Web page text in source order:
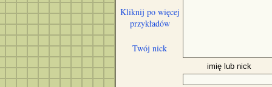
imię lub nick
Kliknij po więcej
przykładów
Twój nick